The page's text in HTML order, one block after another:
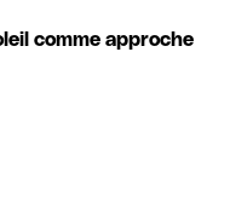
comme approche